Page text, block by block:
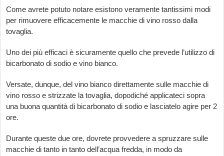
Come avrete potuto notare esistono veramente tantissimi modi
per rimuovere efficacemente le macchie di vino rosso dalla
tovaglia.
Uno dei più efficaci è sicuramente quello che prevede l’utilizzo di
bicarbonato di sodio e vino bianco.
Versate, dunque, del vino bianco direttamente sulle macchie di
vino rosso e strizzate la tovaglia, dopodiché applicateci sopra
una buona quantità di bicarbonato di sodio e lasciatelo agire per 2
ore.
Durante queste due ore, dovrete provvedere a spruzzare sulle
macchie di tanto in tanto dell’acqua fredda, in modo da